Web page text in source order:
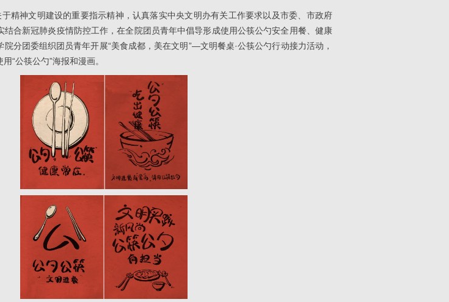
精神文明建设的重要指示精神，认真落实中央文明办有关工作要求以及市委、市政府
结合新冠肺炎疫情防控工作，在全院团员青年中倡导形成使用公筷公勺安全用餐、健康
分团委组织团员青年开展“美食成都，美在文明”—文明餐桌·公筷公勺行动接力活动，
“公筷公勺”海报和漫画。